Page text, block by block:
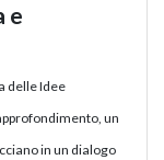
e
delle Idee
un
in un dialogo